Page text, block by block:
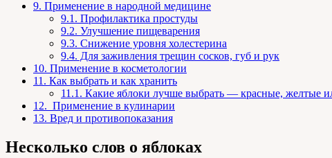
9. Применение в народной медицине
9.1. Профилактика простуды
9.2. Улучшение пищеварения
9.3. Снижение уровня холестерина
9.4. Для заживления трещин сосков, губ и рук
10. Применение в косметологии
11. Как выбрать и как хранить
11.1. Какие яблоки лучше выбрать — красные, желтые
12. Применение в кулинарии
13. Вред и противопоказания
Несколько слов о яблоках